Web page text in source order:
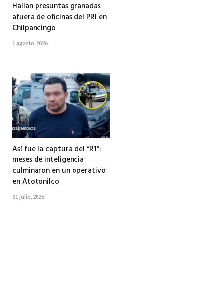
Hallan presuntas granadas
afuera de oficinas del PRI en
Chilpancingo
1 agosto, 2026
Así fue la captura del “R1”:
meses de inteligencia
culminaron en un operativo
en Atotonilco
31 julio, 2026